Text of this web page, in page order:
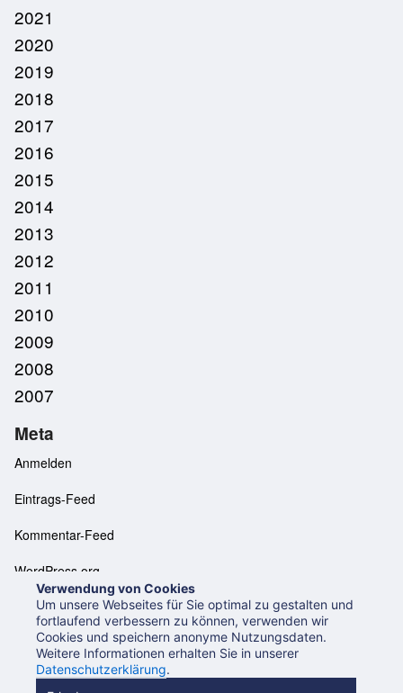
2021
2020
2019
2018
2017
2016
2015
2014
2013
2012
2011
2010
2009
2008
2007
Meta
Anmelden
Eintrags-Feed
Kommentar-Feed
WordPress.org
Neues aus der UB Mannheim
Datenschutzerklärung
Impressum
Verwendung von Cookies
Um unsere Webseites für Sie optimal zu gestalten und
fortlaufend verbessern zu können, verwenden wir
Cookies und speichern anonyme Nutzungsdaten.
Weitere Informationen erhalten Sie in unserer
Datenschutzerklärung.